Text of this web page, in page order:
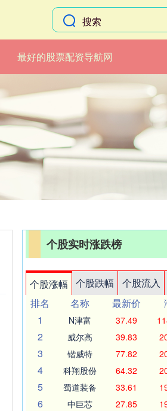
最好的股票配资导航网
个股实时涨跌榜
个股涨幅 个股跌幅 个股流入
排名
名称 最新价
1
N津富 37.49
2 威尔高 39.83
3 锴威特 77.82
4 科翔股份 64.32
5 蜀道装备 33.61
6 中巨芯 27.85